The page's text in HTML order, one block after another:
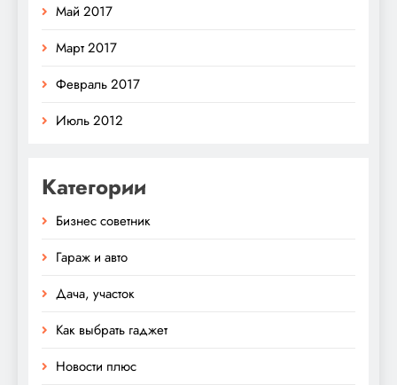
Май 2017
Март 2017
Февраль 2017
Июль 2012
Категории
Бизнес советник
Гараж и авто
Дача, участок
Как выбрать гаджет
Новости плюс